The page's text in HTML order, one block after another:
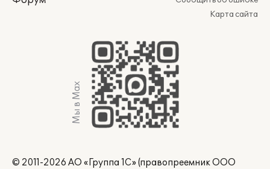
Карта сайта
Мы в Max
© 2011-2026 АО «Группа 1С» (правопреемник ООО